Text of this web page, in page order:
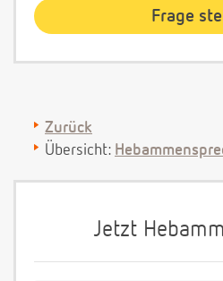
Zurück
Übersicht:
Jetzt